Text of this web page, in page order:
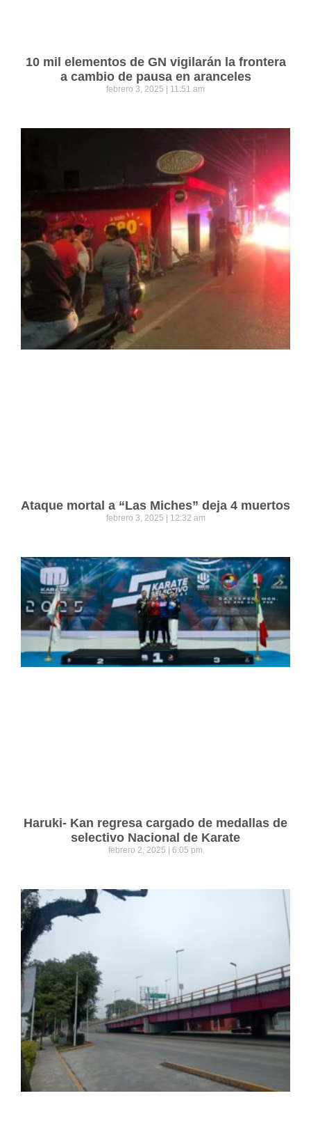
10 mil elementos de GN vigilarán la frontera
a cambio de pausa en aranceles
febrero 3, 2025 11:51 am
Ataque mortal a “Las Miches” deja 4 muertos
febrero 3, 2025 12:32 am
Haruki- Kan regresa cargado de medallas de
selectivo Nacional de Karate
febrero 2, 2025 6:05 pm